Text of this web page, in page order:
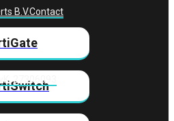
B.V.Contact
27306093